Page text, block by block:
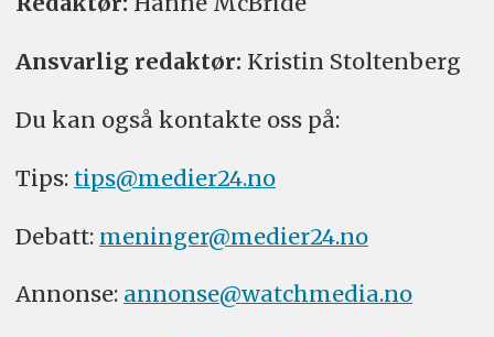
Ansvarlig redaktør: Kristin Stoltenberg
Du kan også kontakte oss på:
Tips: tips@medier24.no
Debatt: meninger@medier24.no
Annonse: annonse@watchmedia.no